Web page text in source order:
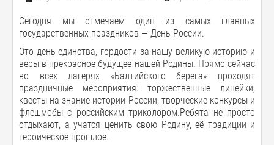
Сегодня мы отмечаем один из самых главных
государственных праздников — День России.
Это день единства, гордости за нашу великую историю и
веры в прекрасное будущее нашей Родины. Прямо сейчас
во всех лагерях «Балтийского берега» проходят
праздничные мероприятия: торжественные линейки,
квесты на знание истории России, творческие конкурсы и
флешмобы с российским триколором.Ребята не просто
отдыхают, а учатся ценить свою Родину, её традиции и
героическое прошлое.